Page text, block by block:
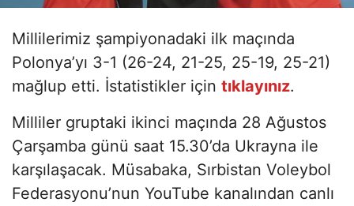
Millilerimiz şampiyonadaki ilk maçında
Polonya’yı 3-1 (26-24, 21-25, 25-19, 25-21)
mağlup etti. İstatistikler için tıklayınız.
Milliler gruptaki ikinci maçında 28 Ağustos
Çarşamba günü saat 15.30’da Ukrayna ile
karşılaşacak. Müsabaka, Sırbistan Voleybol
Federasyonu’nun YouTube kanalından canlı